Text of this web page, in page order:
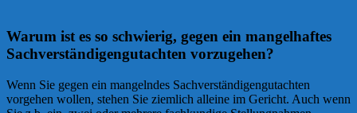
Warum ist es so schwierig, gegen ein mangelhaftes
Sachverständigengutachten vorzugehen?
Wenn Sie gegen ein mangelndes Sachverständigengutachten
vorgehen wollen, stehen Sie ziemlich alleine im Gericht. Auch wenn